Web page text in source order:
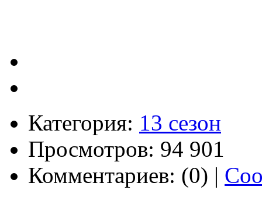
Категория: 13 сезон
Просмотров: 94 901
Комментариев: (0) |